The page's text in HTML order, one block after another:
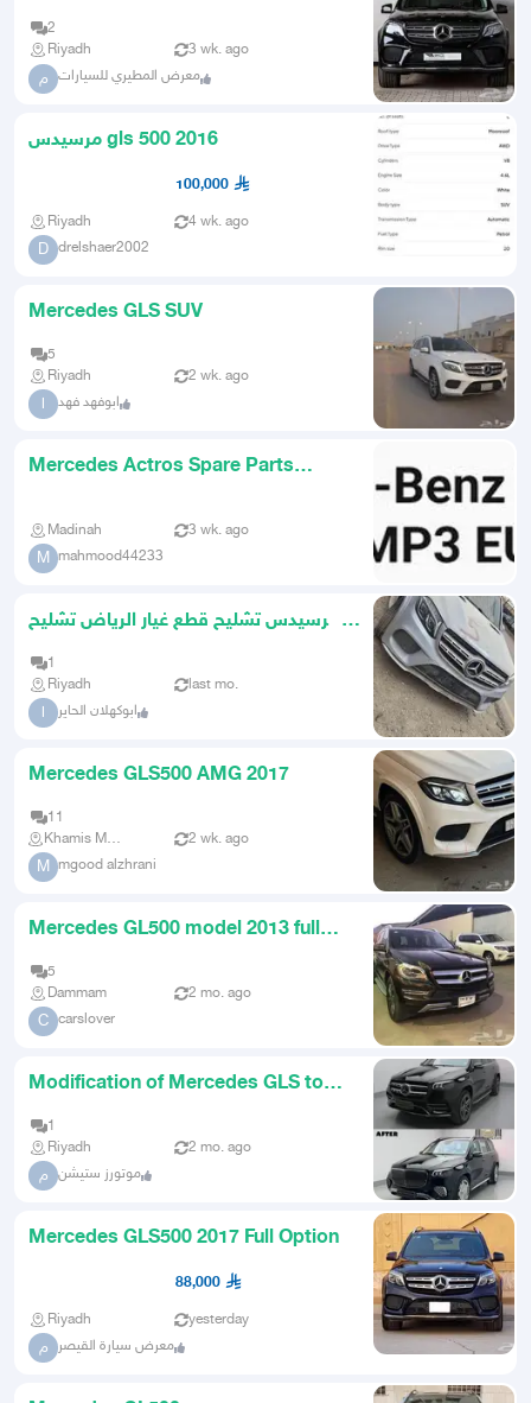
2
Riyadh
3 wk. ago
م معرض المطيري للسيارات
مرسيدس gls 500 2016
100,000
Riyadh 4 wk. ago
D drelshaer2002
Mercedes GLS SUV
5
Riyadh
2 wk. ago
ا ابوفهد فهد
Mercedes Actros Spare Parts
Madinah 3 wk. ago
M mahmood44233
مرسيدس تشليح قطع غيار الرياض تشليح
1
Riyadh
last mo.
ا ابوكهلان الحاير
Mercedes GLS500 AMG 2017
11
Khamis Mushait
2 wk. ago
M mgood alzhrani
Mercedes GL500 model 2013 full
5
Dammam
2 mo. ago
C carslover
Modification of Mercedes GLS to
1
Riyadh
2 mo. ago
م موتورز ستيشن
Mercedes GLS500 2017 Full Option
88,000
Riyadh yesterday
م معرض سيارة القيصر